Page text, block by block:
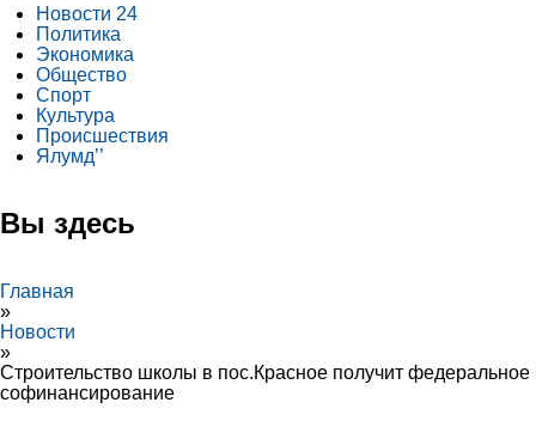
Новости 24
Политика
Экономика
Общество
Спорт
Культура
Происшествия
Ялумд’’
Вы здесь
Главная
»
Новости
»
Строительство школы в пос.Красное получит федеральное
софинансирование